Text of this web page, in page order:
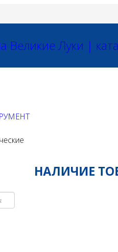
НАЛИЧИЕ